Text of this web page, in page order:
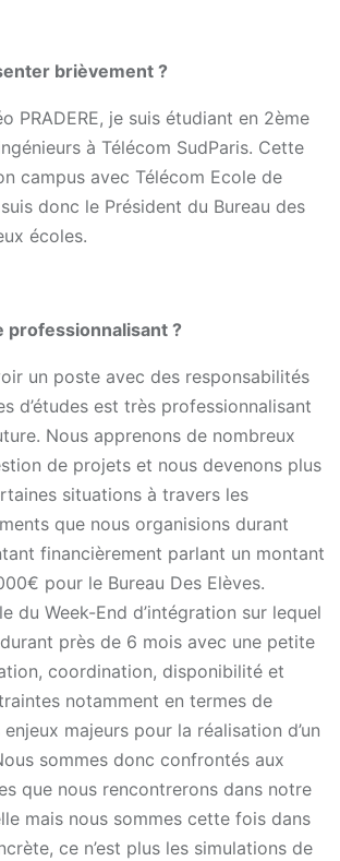
brièvement ?
PRADERE, je suis étudiant en 2ème
à Télécom SudParis. Cette
campus avec Télécom Ecole de
donc le Président du Bureau des
écoles.
professionnalisant ?
un poste avec des responsabilités
d’études est très professionnalisant
Nous apprenons de nombreux
de projets et nous devenons plus
situations à travers les
que nous organisions durant
financièrement parlant un montant
pour le Bureau Des Elèves.
du Week-End d’intégration sur lequel
près de 6 mois avec une petite
coordination, disponibilité et
notamment en termes de
majeurs pour la réalisation d’un
sommes donc confrontés aux
que nous rencontrerons dans notre
mais nous sommes cette fois dans
ce n’est plus les simulations de